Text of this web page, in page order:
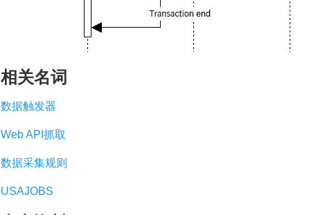
相关名词
数据触发器
Web API抓取
数据采集规则
USAJOBS